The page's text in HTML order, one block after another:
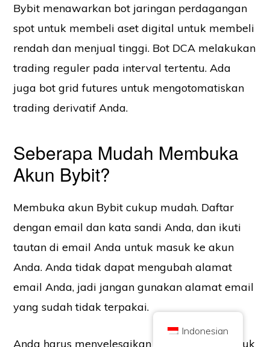
Bybit menawarkan bot jaringan perdagangan
spot untuk membeli aset digital untuk membeli
rendah dan menjual tinggi. Bot DCA melakukan
trading reguler pada interval tertentu. Ada
juga bot grid futures untuk mengotomatiskan
trading derivatif Anda.
Seberapa Mudah Membuka
Akun Bybit?
Membuka akun Bybit cukup mudah. Daftar
dengan email dan kata sandi Anda, dan ikuti
tautan di email Anda untuk masuk ke akun
Anda. Anda tidak dapat mengubah alamat
email Anda, jadi jangan gunakan alamat email
yang sudah tidak terpakai.
Anda harus menyelesaikan verifikasi KYC untuk
Hak Cipta © 2026 Brilliant British Ltd diperdagangkan sebagai Coin
Nomor perusahaan 10490224
Alamat Lantai 2 167-169 Great Portland Street, London, Inggris Raya,
Konten ini hanya untuk tujuan informasi dan bukan saran investasi. Kinerja
uang kripto mengandung risiko.
Mata uang kripto tidak diatur oleh Otoritas Perilaku Keuangan Inggris dan
tidak tunduk pada perlindungan di bawah Skema Kompensasi Layanan
Keuangan Inggris. Berinvestasi dalam mata uang kripto mengandung risiko
dan mata uang kripto dapat naik nilainya, atau kehilangan sebagian atau
seluruh nilainya. Pajak keuntungan modal mungkin berlaku untuk
keuntungan dari penjualan mata uang kripto.
BERANDA TENTANG KEBIJAKAN PRIVASI HUBUNGI KAMI
Indonesian